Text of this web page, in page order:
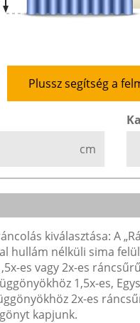
Plussz segítség a
cm
kiválasztása: A
hullám nélküli sima
es vagy 2x-es
1,5x-es,
2x-es
kapjunk.